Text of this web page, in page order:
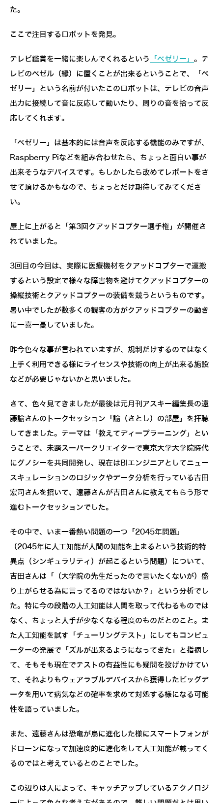
た。
ここで注目するロボットを発見。
テレビ鑑賞を一緒に楽しんでくれるという 「べゼリー」 。テ
レビのベゼル（縁）に置くことが出来るということで、「べ
ゼリー」という名前が付いたこのロボットは、テレビの音声
出力に接続して音に反応して動いたり、周りの音を拾って反
応してくれます。
「べゼリー」は基本的には音声を反応する機能のみですが、
Raspberry Piなどを組み合わせたら、ちょっと面白い事が
出来そうなデバイスです。もしかしたら改めてレポートをさ
せて頂けるかもなので、ちょっとだけ期待してみてくださ
い。
屋上に上がると「第3回クアッドコプター選手権」が開催さ
れていました。
3回目の今回は、実際に医療機材をクアッドコプターで運搬
するという設定で様々な障害物を避けてクアッドコプターの
操縦技術とクアッドコプターの装備を競うというものです。
暑い中でしたが数多くの観客の方がクアッドコプターの動き
に一喜一憂していました。
昨今色々な事が言われていますが、規制だけするのではなく
上手く利用できる様にライセンスや技術の向上が出来る施設
などが必要じゃないかと思いました。
さて、色々見てきましたが最後は元月刊アスキー編集長の遠
藤諭さんのトークセッション「諭（さとし）の部屋」を拝聴
してきました。テーマは「教えてディープラーニング」とい
うことで、未踏スーパークリエイターで東京大学大学院時代
にグノシーを共同開発し、現在はBIエンジニアとしてニュー
スキュレーションのロジックやデータ分析を行っている吉田
宏司さんを招いて、遠藤さんが吉田さんに教えてもらう形で
進むトークセッションでした。
その中で、いま一番熱い問題の一つ「2045年問題」
（2045年に人工知能が人間の知能を上まるという技術的特
異点（シンギュラリティ）が起こるという問題）について、
吉田さんは「（大学院の先生だったので言いたくないが）盛
り上がらせる為に言ってるのではないか？」という分析でし
た。特に今の段階の人工知能は人間を取って代わるものでは
なく、ちょっと人手が少なくなる程度のものだとのこと。ま
た人工知能を試す「チューリングテスト」にしてもコンピュ
ーターの発展で「ズルが出来るようになってきた」と指摘し
て、そもそも現在でテストの有益性にも疑問を投げかけてい
て、それよりもウェアラブルデバイスから獲得したビッグデ
ータを用いて病気などの確率を求めて対処する様になる可能
性を語っていました。
また、遠藤さんは恐竜が鳥に進化した様にスマートフォンが
ドローンになって加速度的に進化をして人工知能が載ってく
るのではと考えているとのことでした。
この辺りは人によって、キャッチアップしているテクノロジ